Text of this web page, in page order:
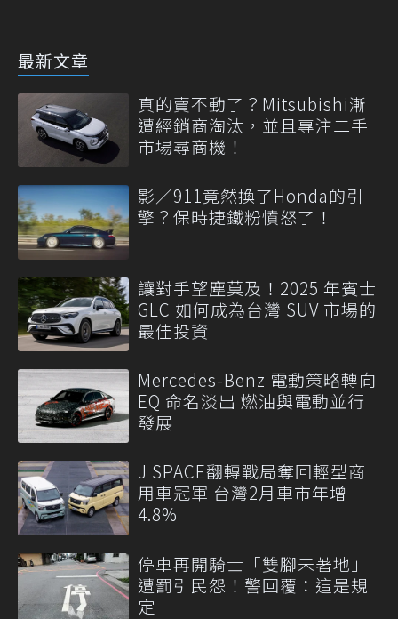
最新文章
真的賣不動了？Mitsubishi漸
遭經銷商淘汰，並且專注二手
市場尋商機！
影／911竟然換了Honda的引
擎？保時捷鐵粉憤怒了！
讓對手望塵莫及！2025 年賓士
GLC 如何成為台灣 SUV 市場的
最佳投資
Mercedes-Benz 電動策略轉向
EQ 命名淡出 燃油與電動並行
發展
J SPACE翻轉戰局奪回輕型商
用車冠軍 台灣2月車市年增
4.8%
停車再開騎士「雙腳未著地」
遭罰引民怨！警回覆：這是規
定